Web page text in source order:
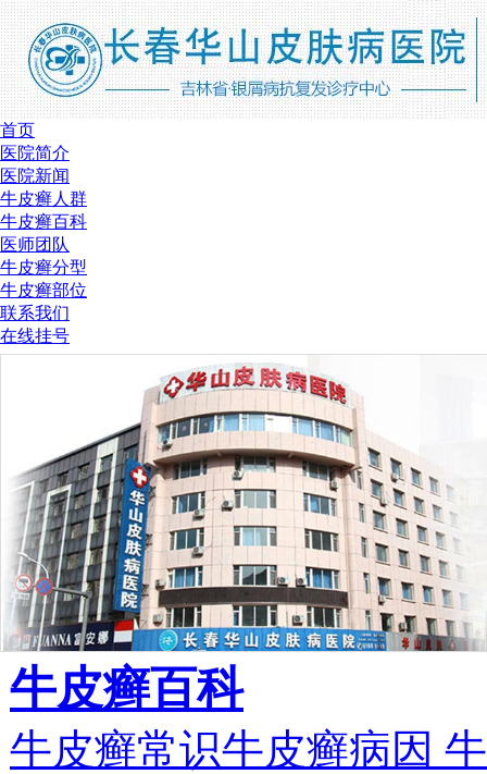
首页
医院简介
医院新闻
牛皮癣人群
牛皮癣百科
医师团队
牛皮癣分型
牛皮癣部位
联系我们
在线挂号
牛皮癣百科
牛皮癣常识牛皮癣病因